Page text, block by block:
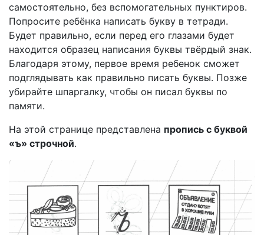
самостоятельно, без вспомогательных пунктиров.
Попросите ребёнка написать букву в тетради.
Будет правильно, если перед его глазами будет
находится образец написания буквы твёрдый знак.
Благодаря этому, первое время ребенок сможет
подглядывать как правильно писать буквы. Позже
убирайте шпаргалку, чтобы он писал буквы по
памяти.
На этой странице представлена пропись с буквой
«ъ» строчной.